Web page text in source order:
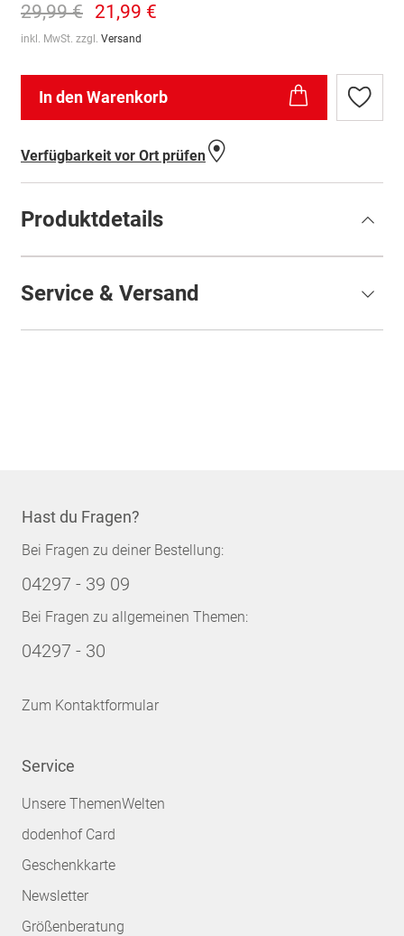
29,99 € 21,99 €
inkl. MwSt. zzgl. Versand
In den Warenkorb
Zur
Verfügbarkeit vor Ort prüfen
Produktdetails
Service & Versand
Hast du Fragen?
Bei Fragen zu deiner Bestellung:
04297 - 39 09
Bei Fragen zu allgemeinen Themen:
04297 - 30
Zum Kontaktformular
Service
Unsere ThemenWelten
dodenhof Card
Geschenkkarte
Newsletter
Größenberatung